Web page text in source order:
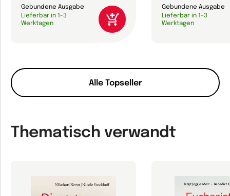
Alle Topseller
Gebundene Ausgabe
Lieferbar in 1-3
Werktagen
Gebundene Ausgabe
Lieferbar in 1-3
Werktagen
Thematisch verwandt